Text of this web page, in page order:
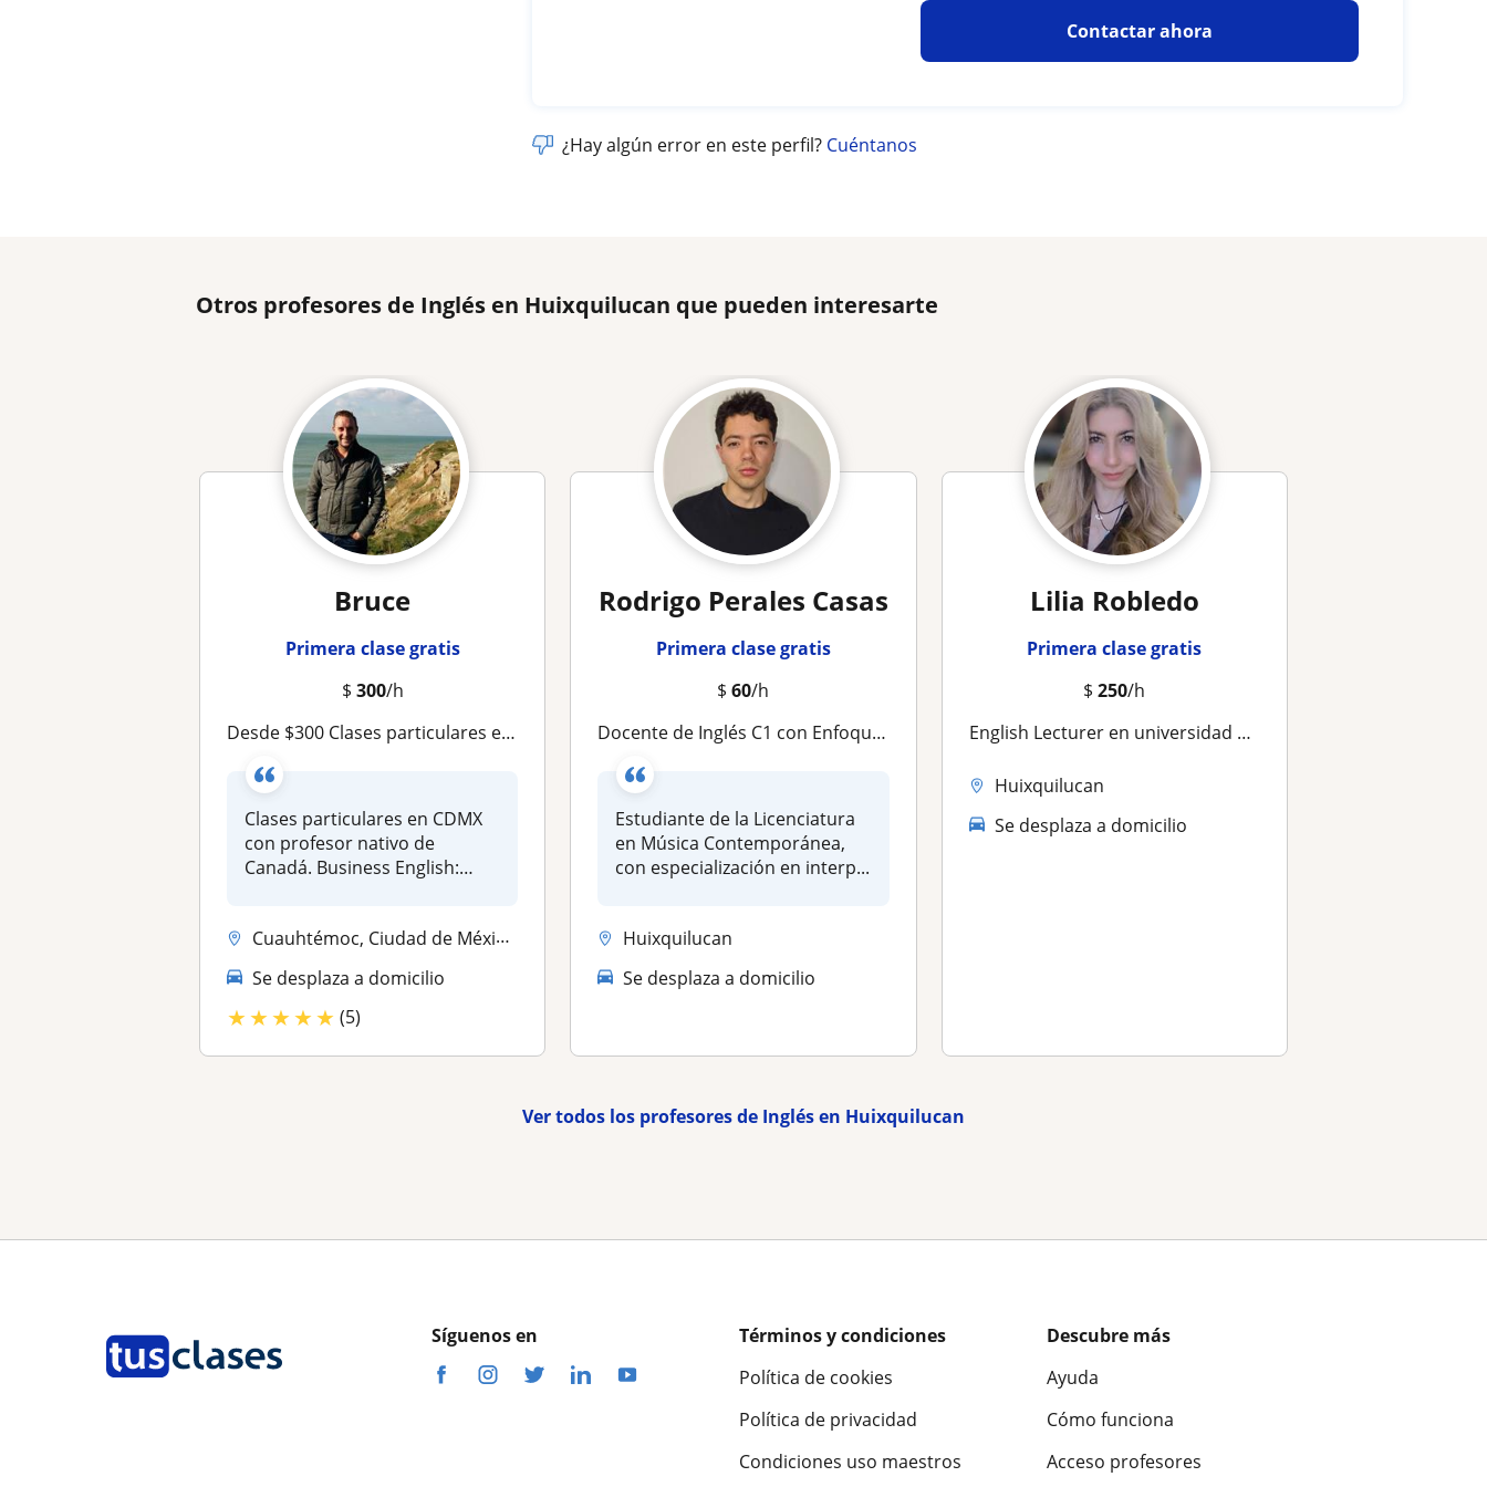
Contactar ahora
¿Hay algún error en este perfil? Cuéntanos
Otros profesores de Inglés en Huixquilucan que pueden interesarte
Bruce
Primera clase gratis
$ 300/h
Desde $300 Clases particulares en CDMX con profesor Nativo
Clases particulares en CDMX
con profesor nativo de
Canadá. Business English:
Cuauhtémoc, Ciudad de México (CDMX), Álvaro Obregón, Benito Juárez, Co...
Se desplaza a domicilio
★★★★★ (5)
Rodrigo Perales Casas
Primera clase gratis
$60/h
Docente de Inglés C1 con Enfoque Comunicativo y Creativo
Estudiante de la Licenciatura
en Música Contemporánea,
con especialización en interp...
Huixquilucan
Se desplaza a domicilio
Lilia Robledo
Primera clase gratis
$250/h
English Lecturer en universidad humanitas
Huixquilucan
Se desplaza a domicilio
Ver todos los profesores de Inglés en Huixquilucan
Síguenos en
Términos y condiciones
Política de cookies
Política de privacidad
Condiciones uso maestros
Descubre más
Ayuda
Cómo funciona
Acceso profesores